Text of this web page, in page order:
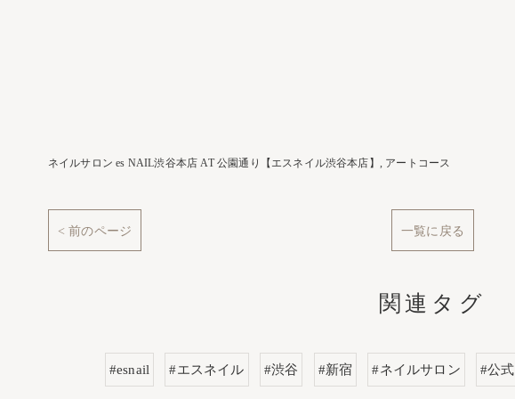
ネイルサロン es NAIL渋谷本店 AT 公園通り【エスネイル渋谷本店】 アートコース
< 前のページ 一覧に戻る
関連タグ
#esnail #エスネイル #渋谷 #新宿 #ネイルサロン #公式